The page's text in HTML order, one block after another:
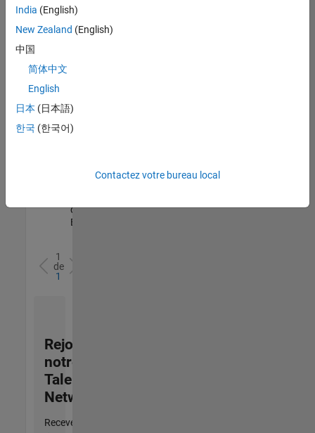
l’ensemble
des
opportunités
votre
région.
Senior Software Quality Engineer
Senior
Engineer
qualité |
Expérimenté(e)
1
de
1
Rejoignez
notre
Talent
Network
Recevez
India (English)
New Zealand (English)
中国
简体中文
English
日本 (日本語)
한국 (한국어)
Contactez votre bureau local